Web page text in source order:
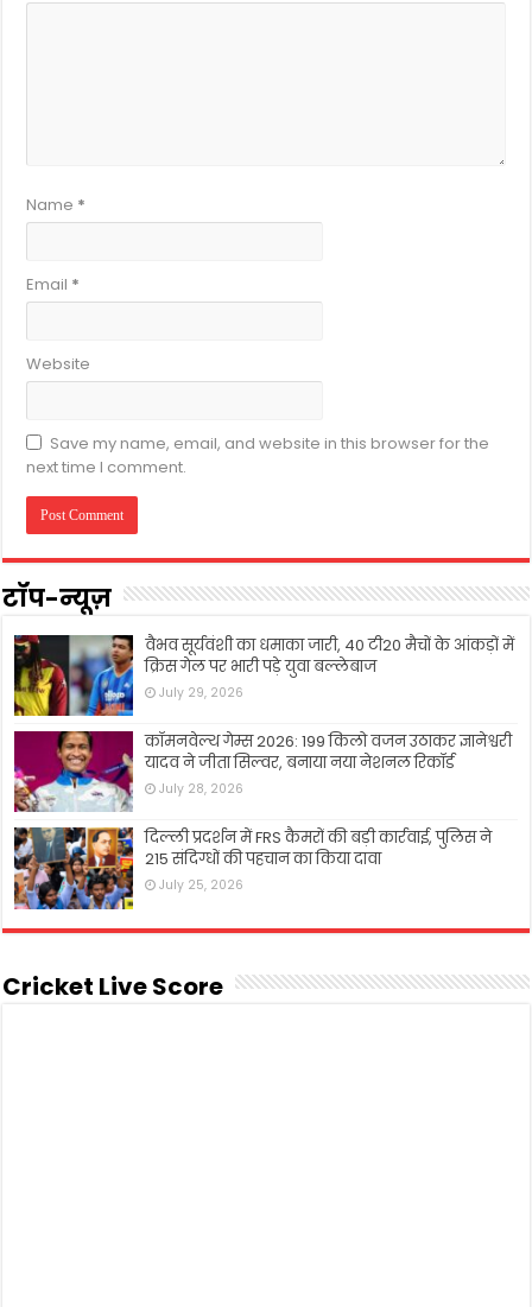
Name *
Email *
Website
Save my name, email, and website in this browser for the
next time I comment.
टॉप-न्यूज़
वैभव सूर्यवंशी का धमाका जारी, 40 टी20 मैचों के आंकड़ों में
क्रिस गेल पर भारी पड़े युवा बल्लेबाज
July 29, 2026
कॉमनवेल्थ गेम्स 2026: 199 किलो वजन उठाकर ज्ञानेश्वरी
यादव ने जीता सिल्वर, बनाया नया नेशनल रिकॉर्ड
July 28, 2026
दिल्ली प्रदर्शन में FRS कैमरों की बड़ी कार्रवाई, पुलिस ने
215 संदिग्धों की पहचान का किया दावा
July 25, 2026
Cricket Live Score